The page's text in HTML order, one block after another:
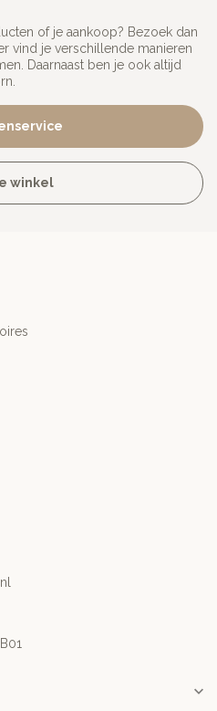
of je aankoop? Bezoek dan
vind je verschillende manieren
Daarnaast ben je ook altijd
winkel